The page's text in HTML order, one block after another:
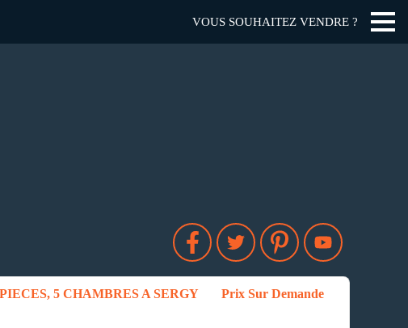
VOUS SOUHAITEZ VENDRE ?
5 CHAMBRES A SERGY
Prix Sur Demande